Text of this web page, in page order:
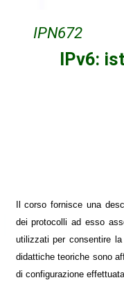
IPN672
IPv6:
Il corso fornisce una
dei protocolli ad esso
utilizzati per consentire
didattiche teoriche sono
di configurazione